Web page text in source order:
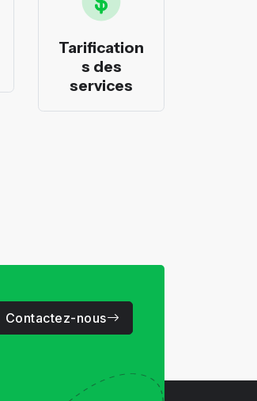
Tarification
s des
services
Contactez-nous